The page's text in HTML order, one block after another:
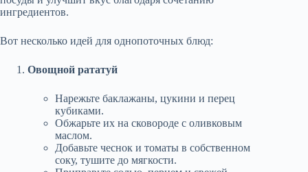
ингредиентов.
Вот несколько идей для однопоточных блюд:
Овощной рататуй
Нарежьте баклажаны, цукини и перец
кубиками.
Обжарьте их на сковороде с оливковым
маслом.
Добавьте чеснок и томаты в собственном
соку, тушите до мягкости.